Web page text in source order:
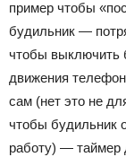
пример чтобы
будильник —
чтобы выключить
движения
сам (нет это не
чтобы будильник
работу) — таймер